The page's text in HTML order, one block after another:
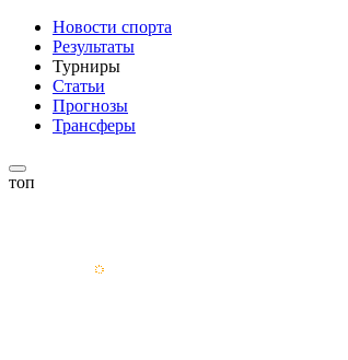
Новости спорта
Результаты
Турниры
Статьи
Прогнозы
Трансферы
топ